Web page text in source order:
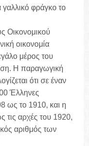
φράγκο το
Οικονομικού
οικονομία
μέρος του
Η παραγωγική
ότι σε έναν
Έλληνες
ως το 1910, και η
τις αρχές του 1920,
αριθμός των